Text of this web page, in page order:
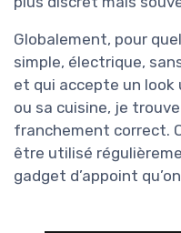
Globalement, pour
simple, électrique,
et qui accepte un look
ou sa cuisine, je
franchement correct.
être utilisé
gadget d’appoint